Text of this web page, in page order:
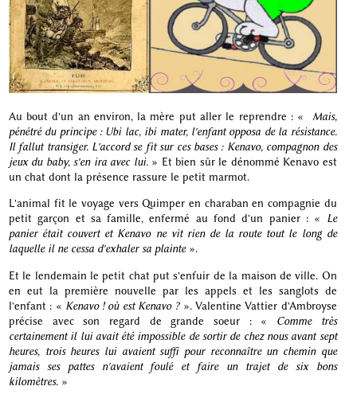
Au bout d'un an environ, la mère put aller le reprendre : «
Mais,
pénétré du principe : Ubi lac, ibi mater, l'enfant opposa de la résistance.
Il fallut transiger. L'accord se fit sur ces bases : Kenavo, compagnon des
jeux du baby, s'en ira avec lui.» Et bien sûr le dénommé Kenavo est
un chat dont la présence rassure le petit marmot.
L'animal fit le voyage vers Quimper en charaban en compagnie du
petit garçon et sa famille, enfermé au fond d'un panier : « Le
panier était couvert et Kenavo ne vit rien de la route tout le long de
laquelle il ne cessa d'exhaler sa plainte».
Et le lendemain le petit chat put s'enfuir de la maison de ville. On
en eut la première nouvelle par les appels et les sanglots de
l'enfant : « Kenavo ! où est Kenavo ?». Valentine Vattier d'Ambroyse
précise avec son regard de grande soeur : « Comme très
certainement il lui avait été impossible de sortir de chez nous avant sept
heures, trois heures lui avaient suffi pour reconnaître un chemin que
jamais ses pattes n'avaient foulé et faire un trajet de six bons
kilomètres.»